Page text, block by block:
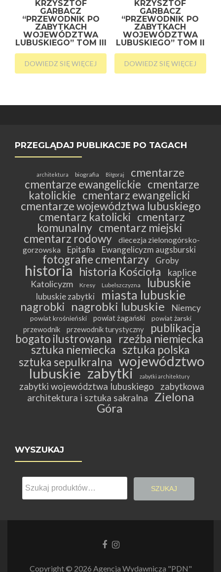
KRZYSZTOF
GARBACZ
“PRZEWODNIK PO
ZABYTKACH
WOJEWÓDZTWA
LUBUSKIEGO” TOM III
DOWIEDZ SIĘ WIĘCEJ
KRZYSZTOF
GARBACZ
“PRZEWODNIK PO
ZABYTKACH
WOJEWÓDZTWA
LUBUSKIEGO” TOM II
DOWIEDZ SIĘ WIĘCEJ
PRZEGLĄDAJ PUBLIKACJE PO TAGACH
architektura biografia Biłgoraj
cmentarze
cmentarze ewangelickie cmentarze
katolickie cmentarz ewangelicki
cmentarze województwa lubuskiego
cmentarz katolicki cmentarz
komunalny cmentarz miejski
cmentarz rodowy
diecezja zielonogórsko-
gorzowska
Epitafia Ewangelicyzm augsburski
fotografie cmentarzy Groby
historia historia Kościoła kaplice
Katolicyzm Kresy Lubelszczyzna lubuskie
lubuskie zabytki miasta lubuskie
nagrobki nagrobki lubuskie Niemcy
powiat krośnieński powiat żagański powiat żarski
przewodnik przewodnik turystyczny
publikacja
bogato ilustrowana
rzeźba niemiecka
sztuka niemiecka sztuka polska
sztuka sepulkralna województwo
lubuskie zabytki zabytki architektury
zabytki województwa lubuskiego
zabytkowa
architektura i sztuka sakralna
Zielona
Góra
WYSZUKAJ
Szukaj:
SZUKAJ
LinkLink
Copyright © 2026 Agencja Wydawnicza "PDN"